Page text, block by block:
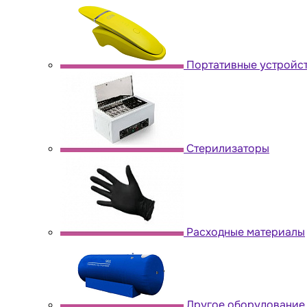
Портативные
Стерилизаторы
Расходные материалы